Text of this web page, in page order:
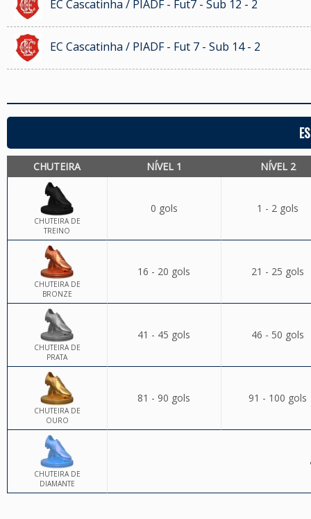
EC Cascatinha / PIADF - Fut7 - Sub 12 - 2
EC Cascatinha / PIADF - Fut 7 - Sub 14 - 2
CHUTEIRA NÍVEL 1 NÍVEL 2
CHUTEIRA DE
TREINO
0 gols 1 - 2 gols
CHUTEIRA DE
BRONZE
16 - 20 gols 21 - 25 gols
CHUTEIRA DE
PRATA
41 - 45 gols 46 - 50 gols
CHUTEIRA DE
OURO
81 - 90 gols 91 - 100 gols
CHUTEIRA DE
DIAMANTE